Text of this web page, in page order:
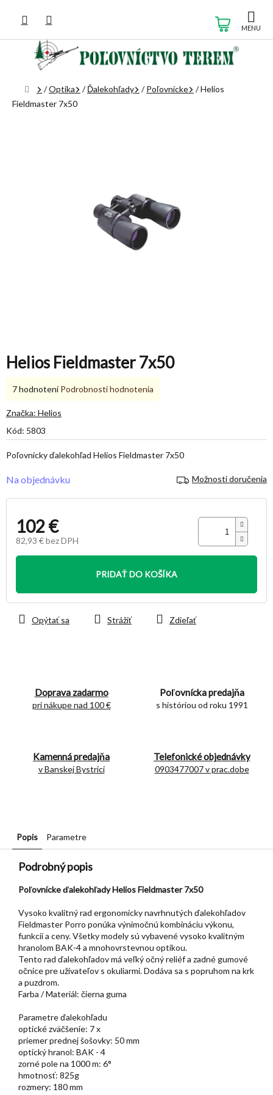
obsah
KOŠÍK
Domov
/Optika / Ďalekohľady / Poľovnícke /Helios
Fieldmaster 7x50
Helios Fieldmaster 7x50
Kód: 5803
Na objednávku Možnosti doručenia
102 €
82,93 € bez DPH
Jednotková
PRIDAŤ DO KOŠÍKA
Doprava zadarmo
pri nákupe nad 100 €
Poľovnícka predajňa
s históriou od roku 1991
Kamenná predajňa
v Banskej Bystrici
Telefonické objednávky
0903477007 v prac.dobe
Poľovnícky ďalekohľad Helios Fieldmaster 7x50
Opýtať sa Strážiť Zdieľať
Priemerné
produktu
5,0
5
7 hodnotení Podrobnosti hodnotenia
Značka: Helios
Popis Parametre
Podrobný popis
Poľovnícke ďalekohľady Helios Fieldmaster 7x50
Vysoko kvalitný rad ergonomicky navrhnutých ďalekohľadov
Fieldmaster Porro ponúka výnimočnú kombináciu výkonu,
funkcií a ceny. Všetky modely sú vybavené vysoko kvalitným
hranolom BAK-4 a mnohovrstevnou optikou.
Tento rad ďalekohľadov má veľký očný reliéf a zadné gumové
očnice pre užívateľov s okuliarmi. Dodáva sa s popruhom na krk
a puzdrom.
Farba / Materiál: čierna guma
Parametre ďalekohľadu
optické zväčšenie: 7 x
priemer prednej šošovky: 50 mm
optický hranol: BAK - 4
zorné pole na 1000 m: 6°
hmotnosť: 825g
rozmery: 180 mm